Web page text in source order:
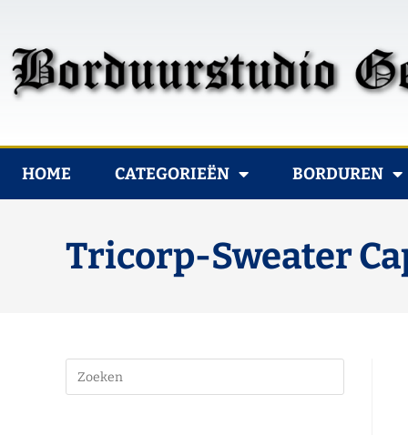
HOME CATEGORIEËN BORDUREN
Tricorp-Sweater